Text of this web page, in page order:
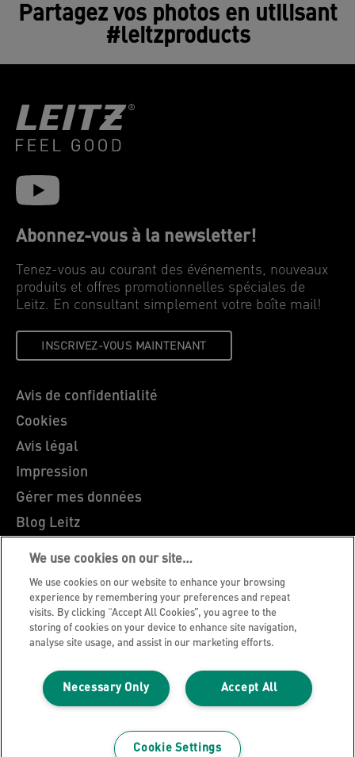
Partagez vos photos en utilisant
#leitzproducts
Abonnez-vous à la newsletter!
Tenez-vous au courant des événements, nouveaux
produits et offres promotionnelles spéciales de
Leitz. En consultant simplement votre boîte mail!
INSCRIVEZ-VOUS MAINTENANT
Avis de confidentialité
Cookies
Avis légal
Impression
Gérer mes données
Blog Leitz
Carrières
Leitz EasyPrint
Support client
Guide du recyclage des emballages
Conditions de garantie
Déclarations de conformité
Plan du site
©2026 ACCO Brands
We use cookies on our site…
We use cookies on our website to enhance your browsing
experience by remembering your preferences and repeat
visits. By clicking “Accept All Cookies”, you agree to the
storing of cookies on your device to enhance site navigation,
analyse site usage, and assist in our marketing efforts.
Accept All
Necessary Only
Cookie Settings